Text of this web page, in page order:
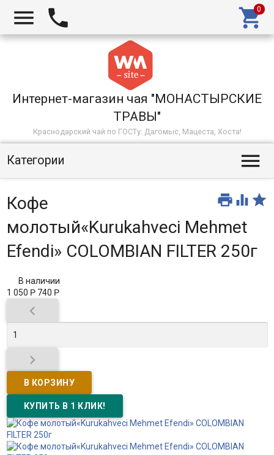
  
Интернет-магазин чая "МОНАСТЫРСКИЕ
ТРАВЫ"
Краснодарский чай по ГОСТу: Дагомыс, Мацеста, Хоста!
Категории 
  
Кофе
молотый«Kurukahveci Mehmet
Efendi» COLOMBIAN FILTER 250г
В наличии
1 050 Р 740 Р

